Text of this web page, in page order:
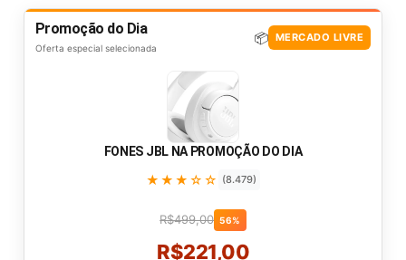
Promoção do Dia
Oferta especial selecionada
📦 MERCADO LIVRE
FONES JBL NA PROMOÇÃO DO DIA
★★★☆☆ (8.479)
R$499,00 56%
R$221,00